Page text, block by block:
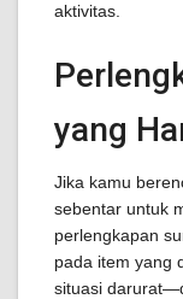
aktivitas.
yang
Jika kamu
sebentar untuk
perlengkapan
pada item yang
situasi